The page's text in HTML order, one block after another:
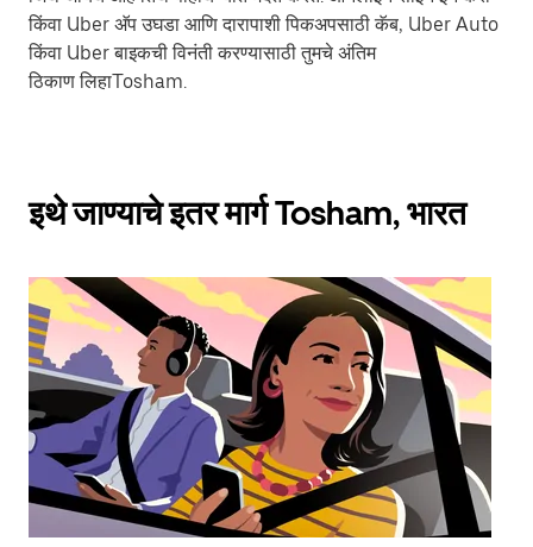
किंवा Uber अ‍ॅप उघडा आणि दारापाशी पिकअपसाठी कॅब, Uber Auto
किंवा Uber बाइकची विनंती करण्यासाठी तुमचे अंतिम
ठिकाण लिहाTosham.
इथे जाण्याचे इतर मार्ग Tosham, भारत